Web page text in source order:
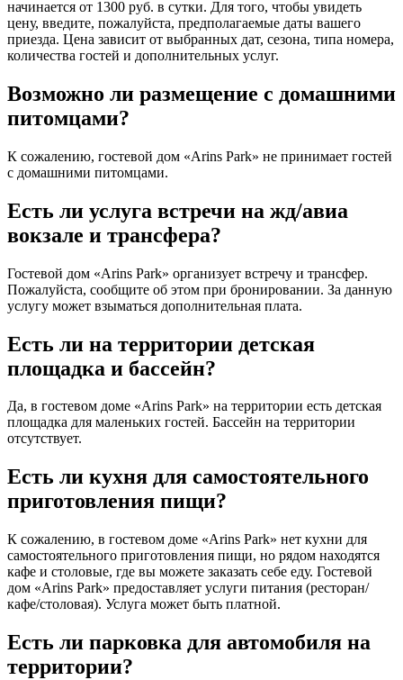
начинается от 1300 руб. в сутки. Для того, чтобы увидеть
цену, введите, пожалуйста, предполагаемые даты вашего
приезда. Цена зависит от выбранных дат, сезона, типа номера,
количества гостей и дополнительных услуг.
Возможно ли размещение с домашними
питомцами?
К сожалению, гостевой дом «Arins Park» не принимает гостей
с домашними питомцами.
Есть ли услуга встречи на жд/авиа
вокзале и трансфера?
Гостевой дом «Arins Park» организует встречу и трансфер.
Пожалуйста, сообщите об этом при бронировании. За данную
услугу может взыматься дополнительная плата.
Есть ли на территории детская
площадка и бассейн?
Да, в гостевом доме «Arins Park» на территории есть детская
площадка для маленьких гостей. Бассейн на территории
отсутствует.
Есть ли кухня для самостоятельного
приготовления пищи?
К сожалению, в гостевом доме «Arins Park» нет кухни для
самостоятельного приготовления пищи, но рядом находятся
кафе и столовые, где вы можете заказать себе еду. Гостевой
дом «Arins Park» предоставляет услуги питания (ресторан/
кафе/столовая). Услуга может быть платной.
Есть ли парковка для автомобиля на
территории?